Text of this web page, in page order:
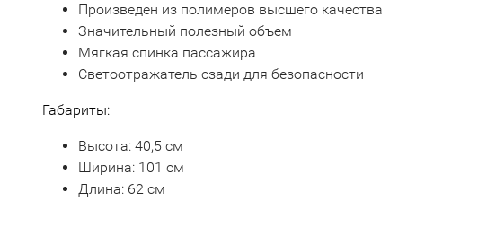
Произведен из полимеров высшего качества
Значительный полезный объем
Мягкая спинка пассажира
Светоотражатель сзади для безопасности
Габариты:
Высота: 40,5 см
Ширина: 101 см
Длина: 62 см